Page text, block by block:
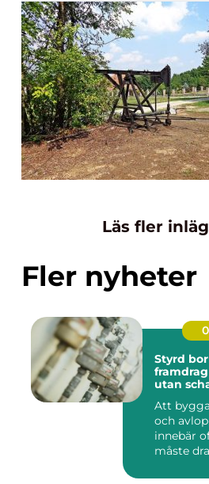
Läs fler
Fler nyheter
Styrd
utan
Att
och
innebär
måste